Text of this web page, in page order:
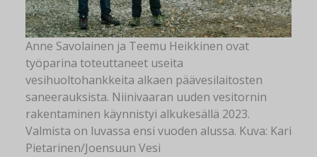
Anne Savolainen ja Teemu Heikkinen ovat
työparina toteuttaneet useita
vesihuoltohankkeita alkaen päävesilaitosten
saneerauksista. Niinivaaran uuden vesitornin
rakentaminen käynnistyi alkukesällä 2023.
Valmista on luvassa ensi vuoden alussa. Kuva: Kari
Pietarinen/Joensuun Vesi